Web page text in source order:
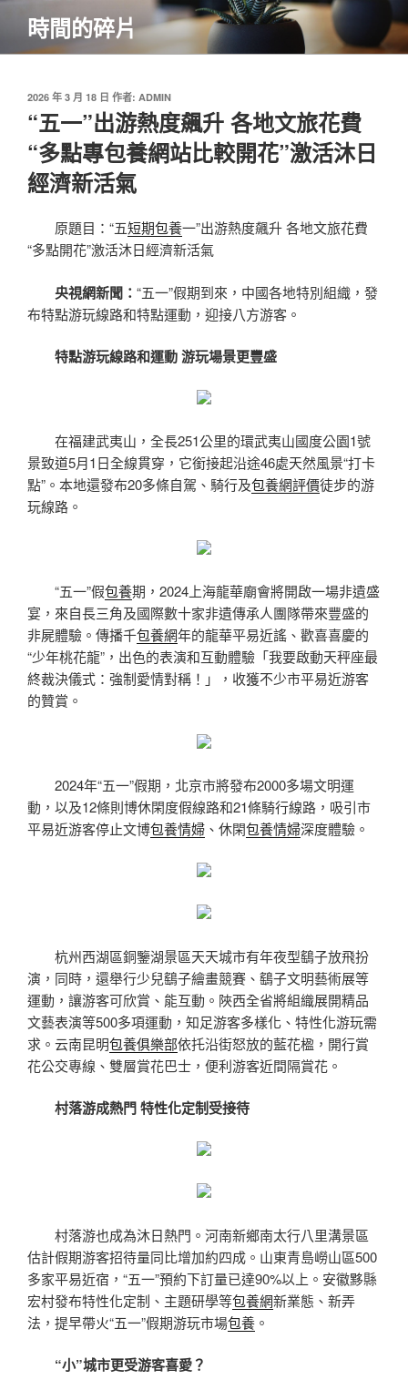
主
時間的碎片
發
佈
2026 年 3 月 18 日 作者: ADMIN
“五一”出游熱度飆升 各地文旅花費
“多點專包養網站比較開花”激活沐日
經濟新活氣
原題目：“五短期包養一”出游熱度飆升 各地文旅花費
“多點開花”激活沐日經濟新活氣
央視網新聞： “五一”假期到來，中國各地特別組織，發
布特點游玩線路和特點運動，迎接八方游客。
特點游玩線路和運動 游玩場景更豐盛
在福建武夷山，全長251公里的環武夷山國度公園1號
景致道5月1日全線貫穿，它銜接起沿途46處天然風景“打卡
點”。本地還發布20多條自駕、騎行及包養網評價徒步的游
玩線路。
“五一”假包養期，2024上海龍華廟會將開啟一場非遺盛
宴，來自長三角及國際數十家非遺傳承人團隊帶來豐盛的
非屍體驗。傳播千包養網年的龍華平易近謠、歡喜喜慶的
“少年桃花龍”，出色的表演和互動體驗「我要啟動天秤座最
終裁決儀式：強制愛情對稱！」，收獲不少市平易近游客
的贊賞。
2024年“五一”假期，北京市將發布2000多場文明運
動，以及12條則博休閑度假線路和21條騎行線路，吸引市
平易近游客停止文博包養情婦 、休閑包養情婦深度體驗。
杭州西湖區銅鑒湖景區天天城市有年夜型鷂子放飛扮
演，同時，還舉行少兒鷂子繪畫競賽、鷂子文明藝術展等
運動，讓游客可欣賞、能互動。陜西全省將組織展開精品
文藝表演等500多項運動，知足游客多樣化、特性化游玩需
求。云南昆明包養俱樂部依托沿街怒放的藍花楹，開行賞
花公交專線、雙層賞花巴士，便利游客近間隔賞花。
村落游成熱門 特性化定制受接待
村落游也成為沐日熱門。河南新鄉南太行八里溝景區
估計假期游客招待量同比增加約四成。山東青島嶗山區500
多家平易近宿，“五一”預約下訂量已達90%以上。安徽黟縣
宏村發布特性化定制、主題研學等包養網新業態、新弄
法，提早帶火“五一”假期游玩市場包養 。
“小”城市更受游客喜愛？